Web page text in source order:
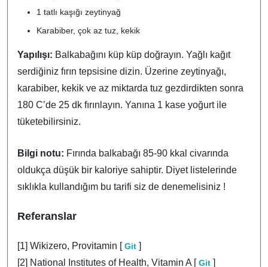
1 tatlı kaşığı zeytinyağ
Karabiber, çok az tuz, kekik
Yapılışı: Balkabağını küp küp doğrayın. Yağlı kağıt
serdiğiniz fırın tepsisine dizin. Üzerine zeytinyağı,
karabiber, kekik ve az miktarda tuz gezdirdikten sonra
180 C’de 25 dk fırınlayın. Yanına 1 kase yoğurt ile
tüketebilirsiniz.
Bilgi notu: Fırında balkabağı 85-90 kkal civarında
oldukça düşük bir kaloriye sahiptir. Diyet listelerinde
sıklıkla kullandığım bu tarifi siz de denemelisiniz !
Referanslar
[1] Wikizero, Provitamin [Git ]
[2] National Institutes of Health, Vitamin A [Git ]